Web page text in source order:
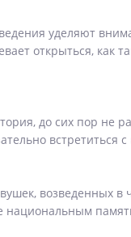
уделяют
открыться, как
до сих пор не
возведенных в